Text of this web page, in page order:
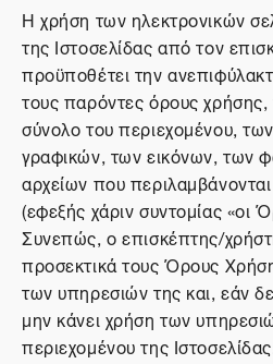
Η χρήση των ηλεκτρονικών
της Ιστοσελίδας από τον
προϋποθέτει την
τους παρόντες όρους χρήσης,
σύνολο του περιεχομένου,
γραφικών, των εικόνων, των
αρχείων που
(εφεξής χάριν συντομίας «οι
Συνεπώς, ο επισκέπτης/
προσεκτικά τους Όρους
των υπηρεσιών της και, εάν
μην κάνει χρήση των
περιεχομένου της